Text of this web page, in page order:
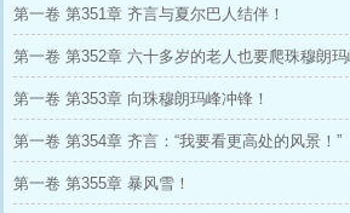
第一卷 第351章 齐言与夏尔巴人结伴！
第一卷 第352章 六十多岁的老人也要爬珠穆朗玛
第一卷 第353章 向珠穆朗玛峰冲锋！
第一卷 第354章 齐言：“我要看更高处的风景！”
第一卷 第355章 暴风雪！